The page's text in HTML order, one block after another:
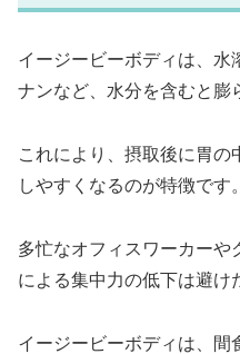
イージービーボディは、水
ナンなど、水分を含むと膨
これにより、摂取後に胃
しやすくなるのが特徴です。
多忙なオフィスワーカーや
による集中力の低下は避け
イージービーボディは、間